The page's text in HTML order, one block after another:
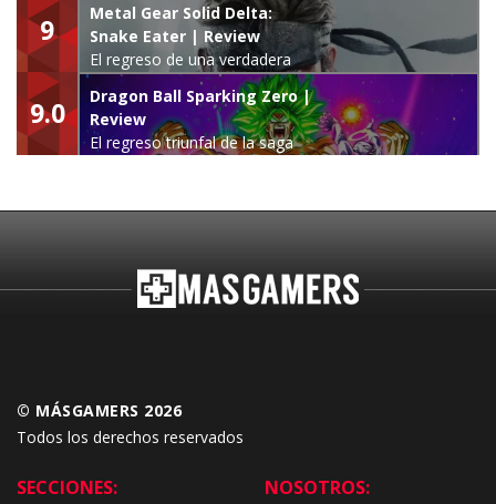
9
Metal Gear Solid Delta:
Snake Eater | Review
El regreso de una verdadera
leyenda
9.0
Dragon Ball Sparking Zero |
Review
El regreso triunfal de la saga
© MÁSGAMERS 2026
Todos los derechos reservados
SECCIONES: NOSOTROS: